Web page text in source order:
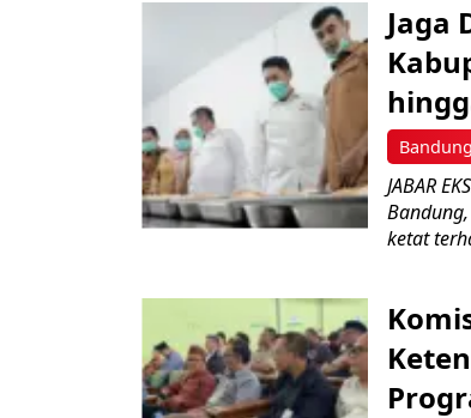
Jaga
JABAR
ketat